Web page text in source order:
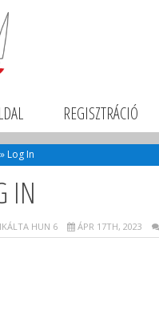
REGISZTRÁCIÓ
» Log In
IN
HUN 6 ÁPR 17TH, 2023